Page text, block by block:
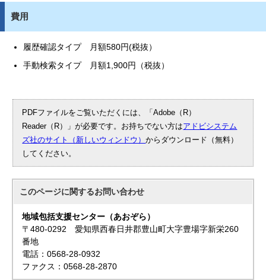
費用
履歴確認タイプ 月額580円(税抜）
手動検索タイプ 月額1,900円（税抜）
PDFファイルをご覧いただくには、「Adobe（R）
Reader（R）」が必要です。お持ちでない方はアドビシステム
ズ社のサイト（新しいウィンドウ）からダウンロード（無料）
してください。
このページに関するお問い合わせ
地域包括支援センター（あおぞら）
〒480-0292 愛知県西春日井郡豊山町大字豊場字新栄260
番地
電話：0568-28-0932
ファクス：0568-28-2870